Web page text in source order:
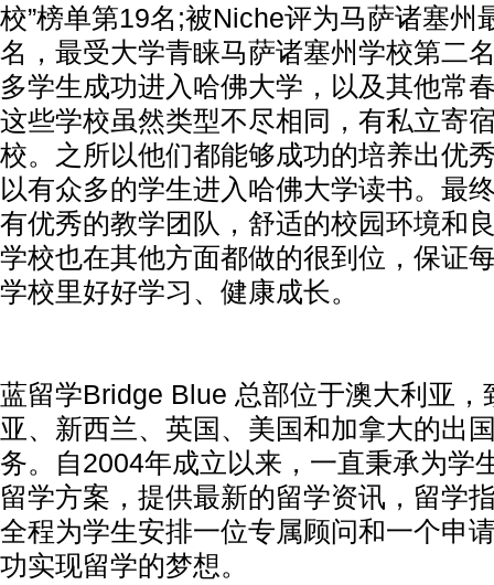
校”榜单第19名;被Niche评为马萨诸塞州
名，最受大学青睐马萨诸塞州学校第二
多学生成功进入哈佛大学，以及其他常
这些学校虽然类型不尽相同，有私立寄
校。之所以他们都能够成功的培养出优
以有众多的学生进入哈佛大学读书。最
有优秀的教学团队，舒适的校园环境和
学校也在其他方面都做的很到位，保证
学校里好好学习、健康成长。
蓝留学Bridge Blue 总部位于澳大利亚，
亚、新西兰、英国、美国和加拿大的出
务。自2004年成立以来，一直秉承为学
留学方案，提供最新的留学资讯，留学
全程为学生安排一位专属顾问和一个申
功实现留学的梦想。